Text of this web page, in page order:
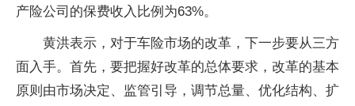
产险公司的保费收入比例为63%。
黄洪表示，对于车险市场的改革，下一步要从三方
面入手。首先，要把握好改革的总体要求，改革的基本
原则由市场决定、监管引导，调节总量、优化结构、扩